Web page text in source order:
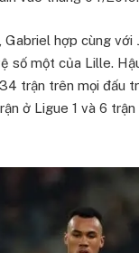
Gabriel hợp cùng
số một của Lille.
trận trên mọi đấu
ở Ligue 1 và 6 trận